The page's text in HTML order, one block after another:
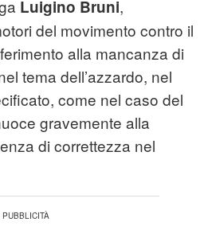
Luigino Bruni,
del movimento contro il
alla mancanza di
tema dell’azzardo, nel
come nel caso del
gravemente alla
di correttezza nel